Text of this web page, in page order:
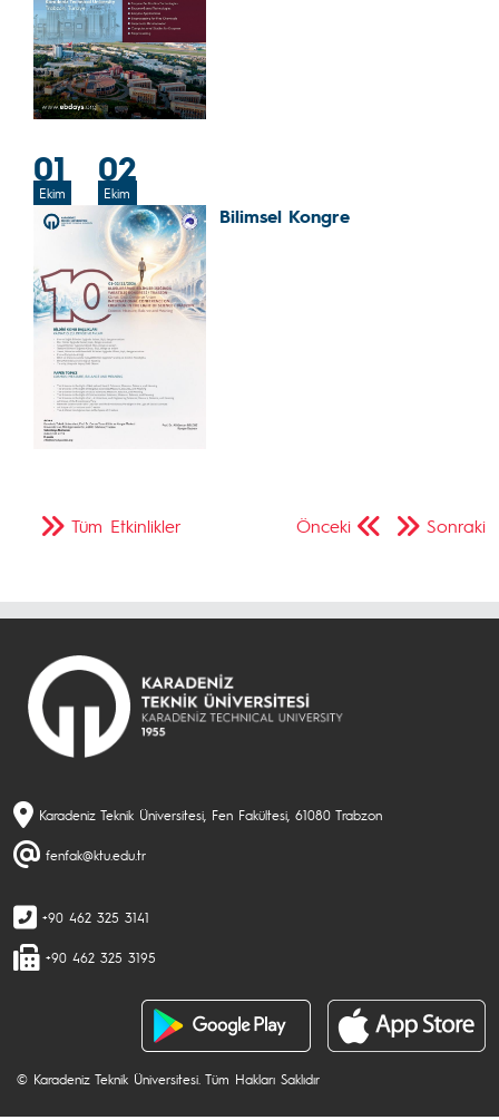
01
Ekim
02
Ekim
Bilimsel Kongre
Önceki Sonraki
Tüm Etkinlikler
Karadeniz Teknik Üniversitesi, Fen Fakültesi, 61080 Trabzon
fenfak@ktu.edu.tr
+90 462 325 3141
+90 462 325 3195
© Karadeniz Teknik Üniversitesi. Tüm Hakları Saklıdır